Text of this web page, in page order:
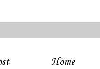
Home